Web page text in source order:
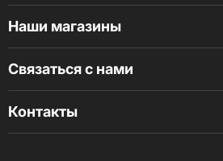
Наши магазины
Связаться с нами
Контакты